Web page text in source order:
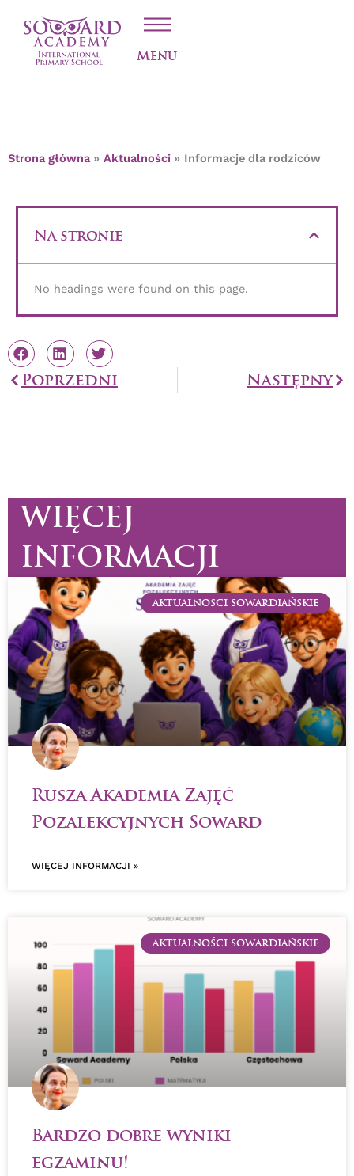
Menu
INFORMACJE DLA
RODZICÓW
Strona główna Aktualności Informacje dla rodziców
Na stronie
No headings were found on this page.
PrevPoprzedni Następny
WIĘCEJ
INFORMACJI
AKTUALNOŚCI SOWARDIAŃSKIE
Rusza Akademia Zajęć
Pozalekcyjnych Soward
WIĘCEJ INFORMACJI »
AKTUALNOŚCI SOWARDIAŃSKIE
Bardzo dobre wyniki
egzaminu!